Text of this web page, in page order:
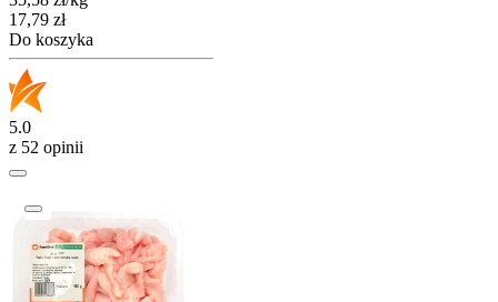
Cena
17,79 zł
Do koszyka
5.0
z 52 opinii